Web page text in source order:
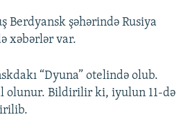
Berdyansk şəhərində Rusiya
xəbərlər var.
“Dyuna” otelində olub.
olunur. Bildirilir ki, iyulun 11-də